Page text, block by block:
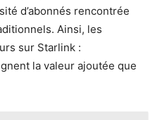
d’abonnés rencontrée
Ainsi, les
sur Starlink :
la valeur ajoutée que